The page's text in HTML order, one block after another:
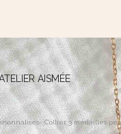
AISMÉE
- Collier 3 médailles